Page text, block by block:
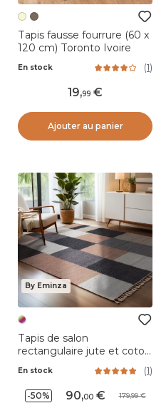
Tapis fausse fourrure (60 x
120 cm) Toronto Ivoire
En stock (1)
19,99
Ajouter au panier
By Eminza
Tapis de salon
rectangulaire jute et coton
Multicolore
En stock (1)
-50% 90,00 179,99